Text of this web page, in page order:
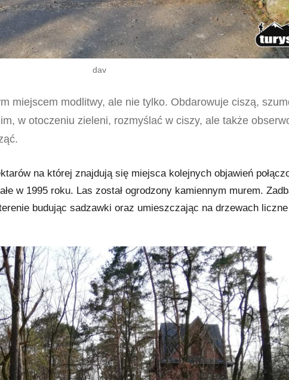
dav
miejscem modlitwy, ale nie tylko. Obdarowuje ciszą,
w otoczeniu zieleni, rozmyślać w ciszy, ale także
na której znajdują się miejsca kolejnych objawień
w 1995 roku. Las został ogrodzony kamiennym murem.
budując sadzawki oraz umieszczając na drzewach